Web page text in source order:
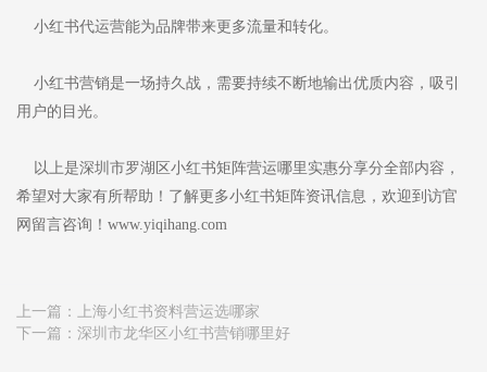
小红书代运营能为品牌带来更多流量和转化。
小红书营销是一场持久战，需要持续不断地输出优质内容，吸引
用户的目光。
以上是深圳市罗湖区小红书矩阵营运哪里实惠分享分全部内容，
希望对大家有所帮助！了解更多小红书矩阵资讯信息，欢迎到访官
网留言咨询！www.yiqihang.com
上一篇：
上海小红书资料营运选哪家
下一篇： 深圳市龙华区小红书营销哪里好